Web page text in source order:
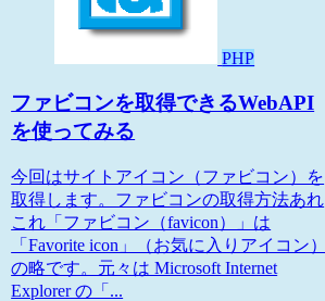
PHP
ファビコンを取得できるWebAPI
を使ってみる
今回はサイトアイコン（ファビコン）を
取得します。ファビコンの取得方法あれ
これ「ファビコン（favicon）」は
「Favorite icon」（お気に入りアイコン）
の略です。元々は Microsoft Internet
Explorer の「...